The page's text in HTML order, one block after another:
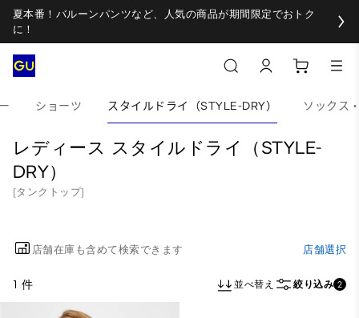
夏本番！バルーンパンツなど、人気の商品が期間限定でおトク
に！
ショーツ スタイルドライ（STYLE-DRY） ソックス
レディース スタイルドライ（STYLE-
DRY）
(タンクトップ)
店舗在庫も含めて検索できます 店舗選択
1 件 並べ替え 絞り込み 2